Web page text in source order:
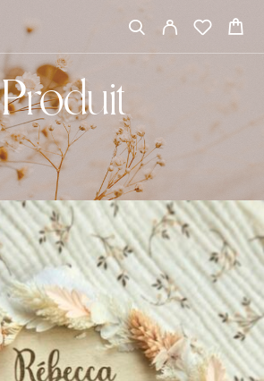
Produit